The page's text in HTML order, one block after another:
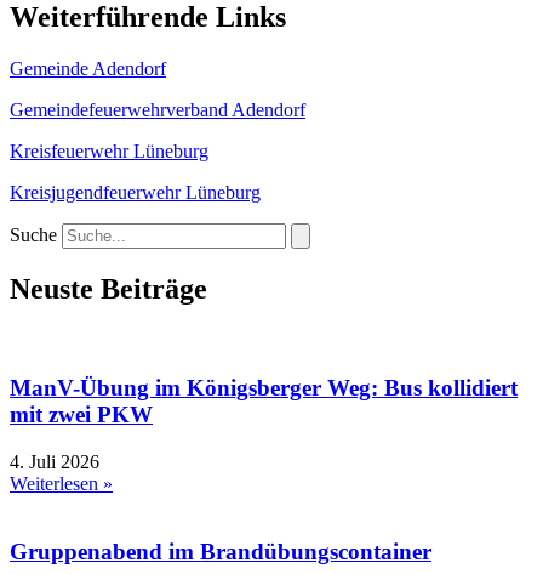
Weiterführende Links
Gemeinde Adendorf
Gemeindefeuerwehrverband Adendorf
Kreisfeuerwehr Lüneburg
Kreisjugendfeuerwehr Lüneburg
Suche
Neuste Beiträge
ManV-Übung im Königsberger Weg: Bus kollidiert
mit zwei PKW
4. Juli 2026
Weiterlesen »
Gruppenabend im Brandübungscontainer